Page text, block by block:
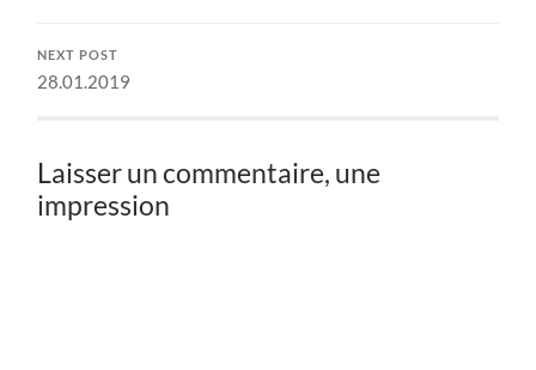
NEXT POST
28.01.2019
Laisser un commentaire, une
impression